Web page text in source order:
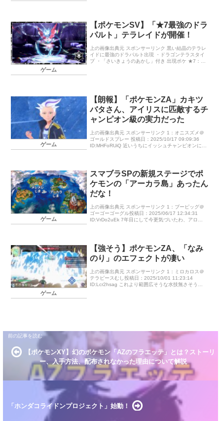
ゲーム
【ポケモンSV】「★7最強のドラ
パルト」テラレイドが開催！
上の画像出典元 スポンサーリンク 黒い結晶のテラレ
イドに最強のドラパルト出現 ・ドラゴンテラスタイ
プ ・「さいきょうのあかし」付き 出現ポケ ★7：最
ゲーム
【朗報】「ポケモンZA」カキツ
バタさん、アイリスに匹敵するチ
ャンピオン級の実力だった
上の画像出典元 スポンサーリンク 1：オニスズメ＠
ゴールドスプレー 投稿日：2025/10/17 09:09:36
ID:MHFoRUiQ 近いうちにイッシュチャンピオンにな
ゲーム
スマブラSPの新規ステージでポ
ケモンの「アーカラ島」あったん
だな！
上の画像出典元 スポンサーリンク 1：ブーピッグ＠
ゴーゴーゴーグル投稿日：2025/06/17 12:34:31
ID:VrDo2uEk 7年目にして今更気づいたわ、アロー
ゲーム
【強そう】ポケモンZA、「なみ
のり」のエフェクトが凄い
上の画像出典元 スポンサーリンク 1：ミロカロス＠
テラピースむし投稿日：2025/10/01 11:23:14
ID:Lcr2hsag これより範囲広そうな水技無さそうだ
【ポケモンXY】幻のポケモン「AZのフラエッテ」とは？ストーリ
ー、入手方法、配布されなかった理由について解説
「ホンダコライドンプロジェクト」始動！